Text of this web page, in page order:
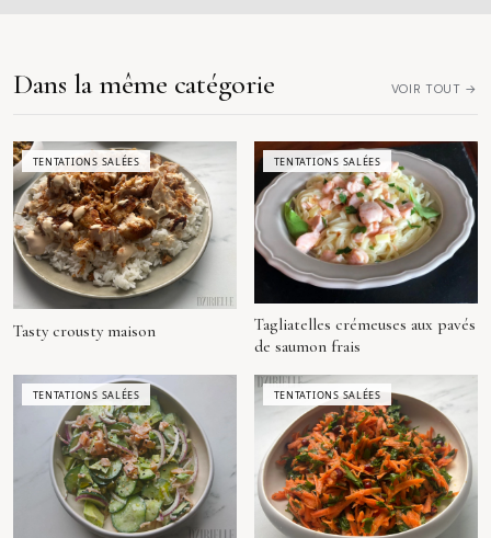
Dans la même catégorie VOIR TOUT →
TENTATIONS SALÉES
Tasty crousty maison
TENTATIONS SALÉES
Tagliatelles crémeuses aux pavés
de saumon frais
TENTATIONS SALÉES TENTATIONS SALÉES